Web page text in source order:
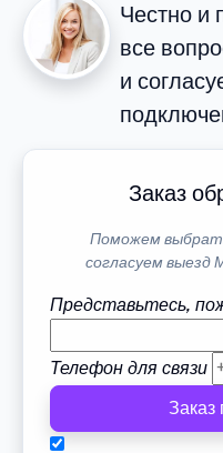
Честно и
все
и
Заказ
Поможем
согласуем выезд
Представьтесь,
Телефон для связи
Заказ